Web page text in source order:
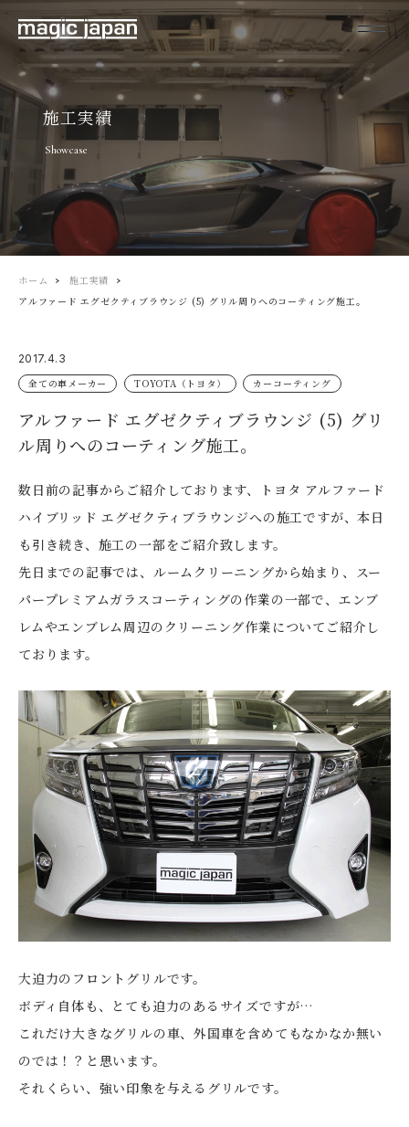
施工実績
Showcase
ホーム
施工実績
アルファード エグゼクティブラウンジ (5) グリル周りへのコーティング施工。
2017.4.3
全ての車メーカー
TOYOTA（トヨタ） カーコーティング
アルファード エグゼクティブラウンジ (5) グリ
ル周りへのコーティング施工。
数日前の記事からご紹介しております、トヨタ アルファード
ハイブリッド エグゼクティブラウンジへの施工ですが、本日
も引き続き、施工の一部をご紹介致します。
先日までの記事では、ルームクリーニングから始まり、スー
パープレミアムガラスコーティングの作業の一部で、エンブ
レムやエンブレム周辺のクリーニング作業についてご紹介し
ております。
大迫力のフロントグリルです。
ボディ自体も、とても迫力のあるサイズですが…
これだけ大きなグリルの車、外国車を含めてもなかなか無い
のでは！？と思います。
それくらい、強い印象を与えるグリルです。